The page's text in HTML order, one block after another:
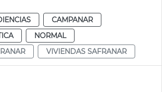
CAMPANAR
NORMAL
VIVIENDAS SAFRANAR